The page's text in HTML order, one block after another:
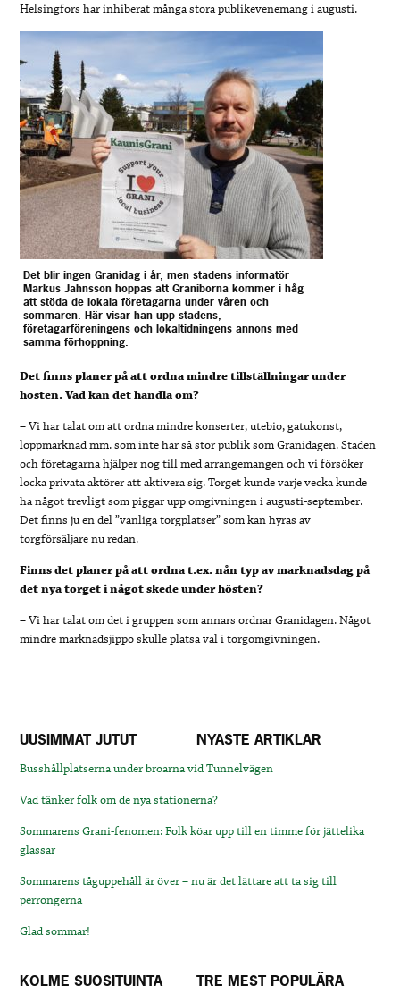
Helsingfors har inhiberat många stora publikevenemang i augusti.
Det blir ingen Granidag i år, men stadens informatör
Markus Jahnsson hoppas att Graniborna kommer i håg
att stöda de lokala företagarna under våren och
sommaren. Här visar han upp stadens,
företagarföreningens och lokaltidningens annons med
samma förhoppning.
Det finns planer på att ordna mindre tillställningar under
hösten. Vad kan det handla om?
– Vi har talat om att ordna mindre konserter, utebio, gatukonst,
loppmarknad mm. som inte har så stor publik som Granidagen. Staden
och företagarna hjälper nog till med arrangemangen och vi försöker
locka privata aktörer att aktivera sig. Torget kunde varje vecka kunde
ha något trevligt som piggar upp omgivningen i augusti-september.
Det finns ju en del ”vanliga torgplatser” som kan hyras av
torgförsäljare nu redan.
Finns det planer på att ordna t.ex. nån typ av marknadsdag på
det nya torget i något skede under hösten?
– Vi har talat om det i gruppen som annars ordnar Granidagen. Något
mindre marknadsjippo skulle platsa väl i torgomgivningen.
UUSIMMAT JUTUT NYASTE ARTIKLAR
Busshållplatserna under broarna vid Tunnelvägen
Vad tänker folk om de nya stationerna?
Sommarens Grani-fenomen: Folk köar upp till en timme för jättelika
glassar
Sommarens tåguppehåll är över – nu är det lättare att ta sig till
perrongerna
Glad sommar!
KOLME SUOSITUINTA TRE MEST POPULÄRA